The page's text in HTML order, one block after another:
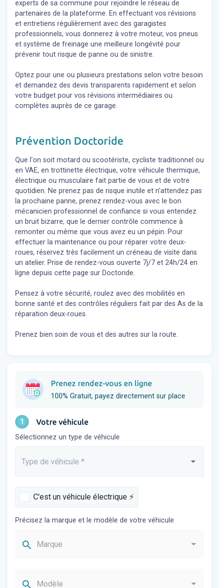
experts de sa commune pour rejoindre le réseau de
partenaires de la plateforme. En effectuant vos révisions
et entretiens régulièrement avec des garagistes
professionnels, vous donnerez à votre moteur, vos pneus
et système de freinage une meilleure longévité pour
prévenir tout risque de panne ou de sinistre.
Optez pour une ou plusieurs prestations selon votre besoin
et demandez des devis transparents rapidement et selon
votre budget pour vos révisions intermédiaires ou
complètes auprès de ce garage.
Prévention Doctoride
Que l'on soit motard ou scootériste, cycliste traditionnel ou
en VAE, en trottinette électrique, votre véhicule thermique,
électrique ou musculaire fait partie de vous et de votre
quotidien. Ne prenez pas de risque inutile et n'attendez pas
la prochaine panne, prenez rendez-vous avec le bon
mécanicien professionnel de confiance si vous entendez
un bruit bizarre, que le dernier contrôle commence à
remonter ou même que vous avez eu un pépin. Pour
effectuer la maintenance ou pour réparer votre deux-
roues, réservez très facilement un créneau de visite dans
un atelier. Prise de rendez-vous ouverte 7j/7 et 24h/24 en
ligne depuis cette page sur Doctoride.
Pensez à votre sécurité, roulez avec des mobilités en
bonne santé et des contrôles réguliers fait par des As de la
réparation deux-roues.
Prenez bien soin de vous et des autres sur la route.
Prenez rendez-vous en ligne
100% Gratuit, payez directement sur place
1 Votre véhicule
Sélectionnez un type de véhicule
Saisissez...
Type de véhicule *
C'est un véhicule électrique ⚡️
Précisez la marque et le modèle de votre véhicule
search Marque
search Modèle